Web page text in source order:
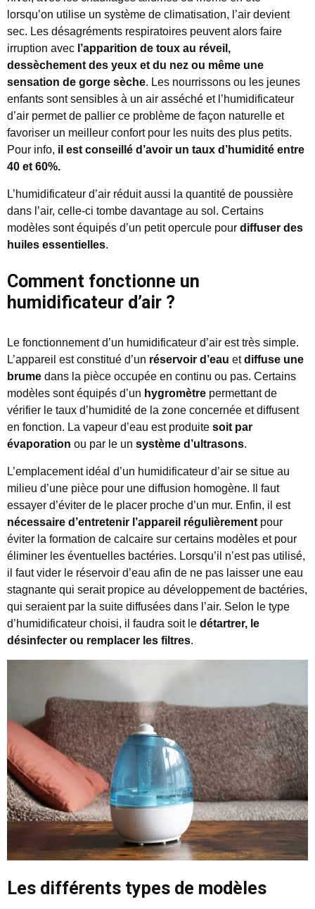
lorsqu’on utilise un système de climatisation, l’air devient
sec. Les désagréments respiratoires peuvent alors faire
irruption avec l’apparition de toux au réveil,
dessèchement des yeux et du nez ou même une
sensation de gorge sèche. Les nourrissons ou les jeunes
enfants sont sensibles à un air asséché et l’humidificateur
d’air permet de pallier ce problème de façon naturelle et
favoriser un meilleur confort pour les nuits des plus petits.
Pour info, il est conseillé d’avoir un taux d’humidité entre
40 et 60%.
L’humidificateur d’air réduit aussi la quantité de poussière
dans l’air, celle-ci tombe davantage au sol. Certains
modèles sont équipés d’un petit opercule pour diffuser des
huiles essentielles.
Comment fonctionne un
humidificateur d’air ?
Le fonctionnement d’un humidificateur d’air est très simple.
L’appareil est constitué d’un réservoir d’eau etdiffuse une
brume dans la pièce occupée en continu ou pas. Certains
modèles sont équipés d’un hygromètre permettant de
vérifier le taux d’humidité de la zone concernée et diffusent
en fonction. La vapeur d’eau est produite soit par
évaporation ou par le un système d’ultrasons.
L’emplacement idéal d’un humidificateur d’air se situe au
milieu d’une pièce pour une diffusion homogène. Il faut
essayer d’éviter de le placer proche d’un mur. Enfin, il est
nécessaire d’entretenir l’appareil régulièrement pour
éviter la formation de calcaire sur certains modèles et pour
éliminer les éventuelles bactéries. Lorsqu’il n’est pas utilisé,
il faut vider le réservoir d’eau afin de ne pas laisser une eau
stagnante qui serait propice au développement de bactéries,
qui seraient par la suite diffusées dans l’air. Selon le type
d’humidificateur choisi, il faudra soit le détartrer, le
désinfecter ou remplacer les filtres.
Les différents types de modèles